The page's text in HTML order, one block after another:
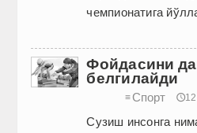
чемпионатига
Фойдасини
белгилайди
≡Спорт
Сузиш инсонга